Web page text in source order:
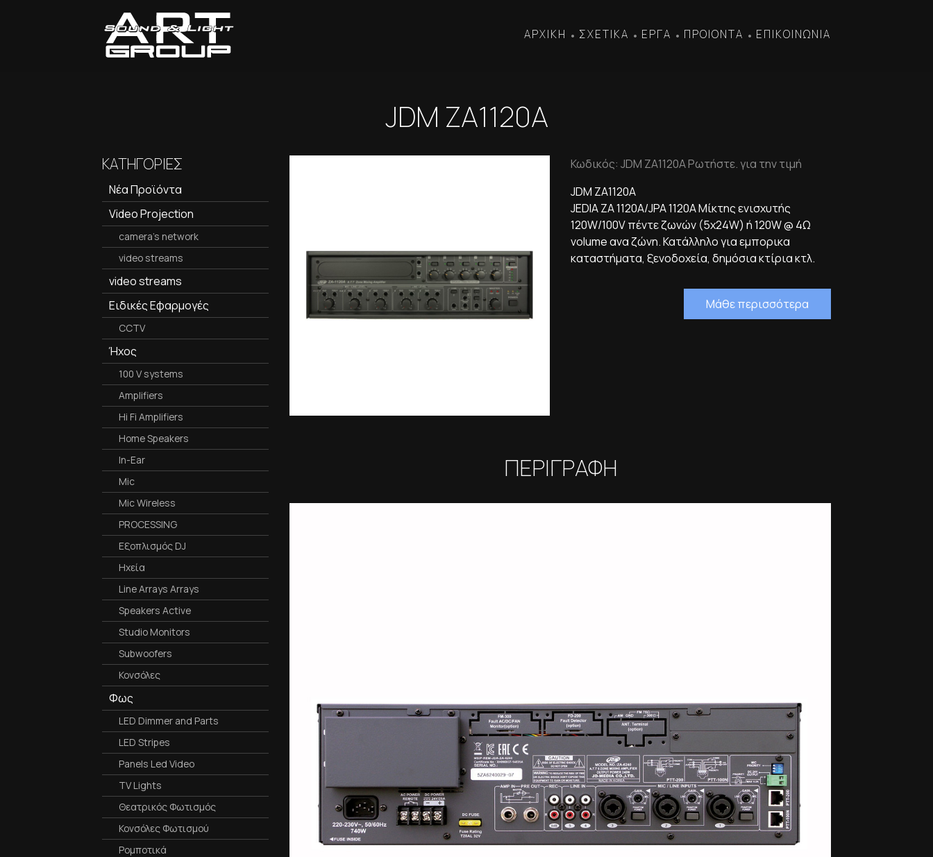
ΑΡΧΙΚΗ • ΣΧΕΤΙΚΑ • ΕΡΓΑ • ΠΡΟΙΟΝΤΑ • ΕΠΙΚΟΙΝΩΝΙΑ
JDM ZA1120A
ΚΑΤΗΓΟΡΙΕΣ
Νέα Προϊόντα
Video Projection
camera's network
video streams
video streams
Ειδικές Εφαρμογές
CCTV
Ήχος
100 V systems
Amplifiers
Hi Fi Amplifiers
Home Speakers
In-Ear
Mic
Mic Wireless
PROCESSING
Εξοπλισμός DJ
Ηχεία
Line Arrays Arrays
Speakers Active
Studio Monitors
Subwoofers
Κονσόλες
Φως
LED Dimmer and Parts
LED Stripes
Panels Led Video
TV Lights
Θεατρικός Φωτισμός
Κονσόλες Φωτισμού
Ρομποτικά
Κωδικός: JDM ZA1120A Ρωτήστε. για την τιμή
JDM ZA1120A
JEDIA ZA 1120A/JPA 1120A Μίκτης ενισχυτής
120W/100V πέντε ζωνών (5x24W) ή 120W @ 4Ω
volume ανα ζώνη. Κατάλληλο για εμπορικα
καταστήματα, ξενοδοχεία, δημόσια κτίρια κτλ.
Μάθε περισσότερα
ΠΕΡΙΓΡΑΦΗ